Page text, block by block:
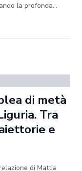
la profonda...
di metà
Tra
e
di Mattia